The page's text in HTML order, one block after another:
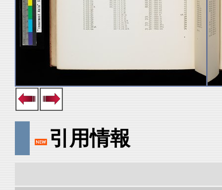
引用情報